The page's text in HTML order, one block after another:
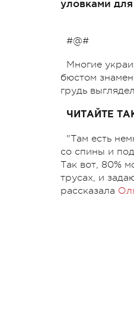
уловками
#@#
Многие
бюстом
грудь
ЧИТАЙТЕ
"Там есть
со спины и
Так вот, 80%
трусах, и
рассказала